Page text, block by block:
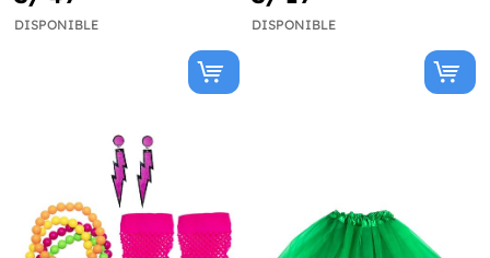
DISPONIBLE DISPONIBLE